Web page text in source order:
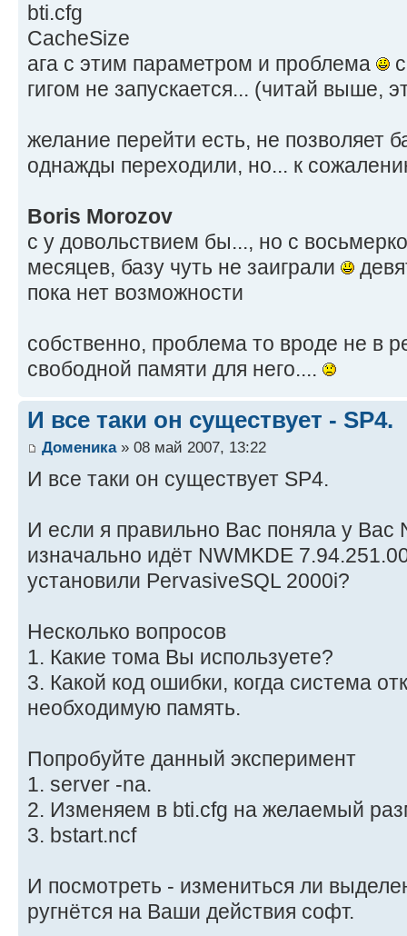
bti.cfg
CacheSize
ага с этим параметром и проблема
гигом не запускается... (читай выше,
желание перейти есть, не позволяет
однажды переходили, но... к
Boris Morozov
с у довольствием бы..., но с
месяцев, базу чуть не заиграли
пока нет возможности
собственно, проблема то вроде не в
свободной памяти для него....
И все таки он существует - SP4.
Доменика» 08 май 2007, 13:22
И все таки он существует SP4.
И если я правильно Вас поняла у Вас
изначально идёт NWMKDE
установили PervasiveSQL 2000i?
Несколько вопросов
1. Какие тома Вы используете?
3. Какой код ошибки, когда система
необходимую память.
Попробуйте данный эксперимент
1. server -na.
2. Изменяем в bti.cfg на желаемый
3. bstart.ncf
И посмотреть - измениться ли
ругнётся на Ваши действия софт.